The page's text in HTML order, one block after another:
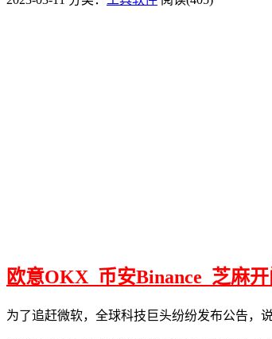
欧意OKX 币安Binance 芝麻
为了追赶微软，全球科技巨头纷纷发布公告，